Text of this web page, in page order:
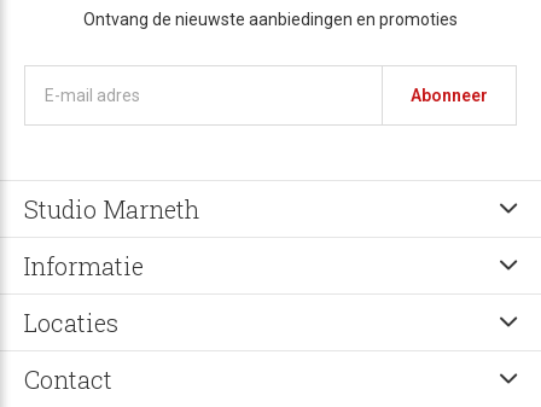
Ontvang de nieuwste aanbiedingen en promoties
Abonneer
Studio Marneth
Informatie
Locaties
Contact